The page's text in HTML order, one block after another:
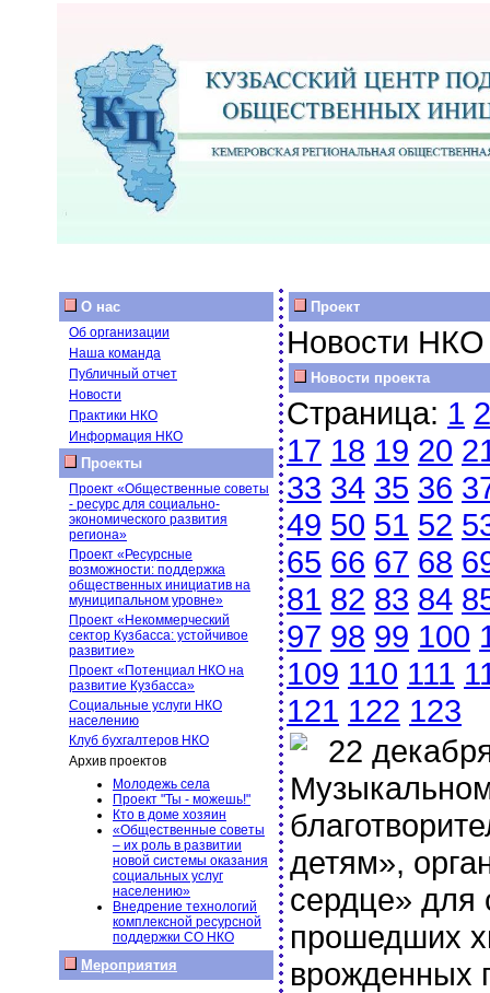
О нас
Об организации
Наша команда
Публичный отчет
Новости
Практики НКО
Информация НКО
Проекты
Проект «Общественные советы
- ресурс для социально-
экономического развития
региона»
Проект «Ресурсные
возможности: поддержка
общественных инициатив на
муниципальном уровне»
Проект «Некоммерческий
сектор Кузбасса: устойчивое
развитие»
Проект «Потенциал НКО на
развитие Кузбасса»
Социальные услуги НКО
населению
Клуб бухгалтеров НКО
Архив проектов
Молодежь села
Проект "Ты - можешь!"
Кто в доме хозяин
«Общественные советы
– их роль в развитии
новой системы оказания
социальных услуг
населению»
Внедрение технологий
комплексной ресурсной
поддержки СО НКО
Мероприятия
Проект
Новости НКО
Новости проекта
Страница: 1 2
17 18 19 20
33 34 35 36
49 50 51 52
65 66 67 68
81 82 83 84
97 98 99 100
109 110 111
121 122 123
22
детям»,
сердце» для
прошедших
врожденных